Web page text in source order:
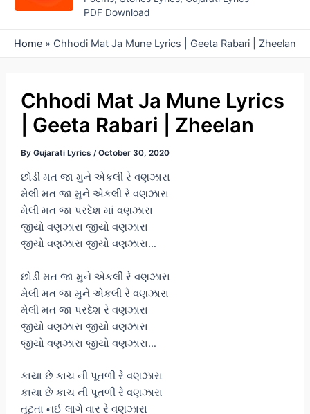
PDF Download
Home » Chhodi Mat Ja Mune Lyrics | Geeta Rabari | Zheelan
Chhodi Mat Ja Mune Lyrics
| Geeta Rabari | Zheelan
By Gujarati Lyrics /October 30, 2020
છોડી મત જા મુને એકલી રે વણઝારા
મેલી મત જા મુને એકલી રે વણઝારા
મેલી મત જા પરદેશ માં વણઝારા
જીયો વણઝારા જીયો વણઝારા
જીયો વણઝારા જીયો વણઝારા…
છોડી મત જા મુને એકલી રે વણઝારા
મેલી મત જા મુને એકલી રે વણઝારા
મેલી મત જા પરદેશ રે વણઝારા
જીયો વણઝારા જીયો વણઝારા
જીયો વણઝારા જીયો વણઝારા…
કાયા છે કાચ ની પૂતળી રે વણઝારા
કાયા છે કાચ ની પૂતળી રે વણઝારા
તૂટતા નઈ લાગે વાર રે વણઝારા